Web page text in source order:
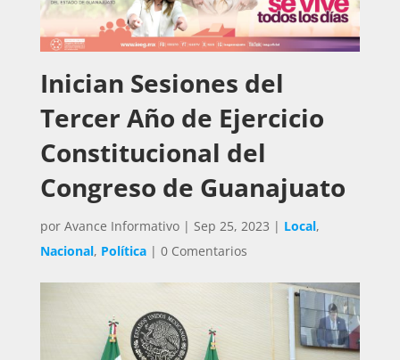
Inician Sesiones del
Tercer Año de Ejercicio
Constitucional del
Congreso de Guanajuato
por Avance Informativo| Sep 25, 2023 | Local,
Nacional, Política| 0 Comentarios